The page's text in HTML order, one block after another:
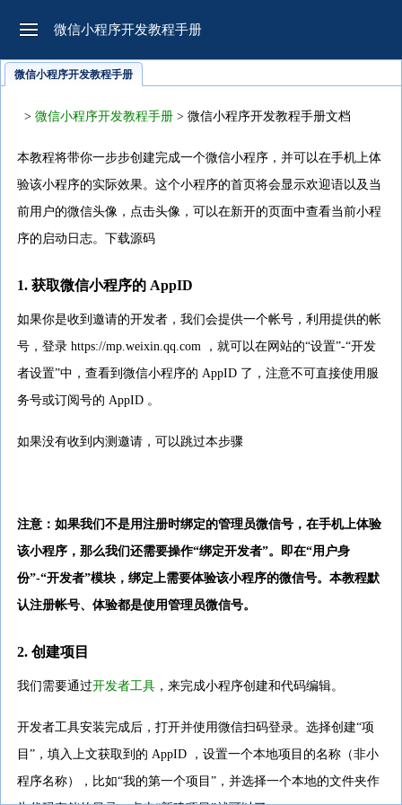
微信小程序开发教程手册
微信小程序开发教程手册
> 微信小程序开发教程手册 > 微信小程序开发教程手册文档
本教程将带你一步步创建完成一个微信小程序，并可以在手机上体
验该小程序的实际效果。这个小程序的首页将会显示欢迎语以及当
前用户的微信头像，点击头像，可以在新开的页面中查看当前小程
序的启动日志。下载源码
1. 获取微信小程序的 AppID
如果你是收到邀请的开发者，我们会提供一个帐号，利用提供的帐
号，登录 https://mp.weixin.qq.com ，就可以在网站的“设置”-“开发
者设置”中，查看到微信小程序的 AppID 了，注意不可直接使用服
务号或订阅号的 AppID 。
如果没有收到内测邀请，可以跳过本步骤
注意：如果我们不是用注册时绑定的管理员微信号，在手机上体验
该小程序，那么我们还需要操作“绑定开发者”。即在“用户身
份”-“开发者”模块，绑定上需要体验该小程序的微信号。本教程默
认注册帐号、体验都是使用管理员微信号。
2. 创建项目
我们需要通过开发者工具 ，来完成小程序创建和代码编辑。
开发者工具安装完成后，打开并使用微信扫码登录。选择创建“项
目”，填入上文获取到的 AppID ，设置一个本地项目的名称（非小
程序名称），比如“我的第一个项目”，并选择一个本地的文件夹作